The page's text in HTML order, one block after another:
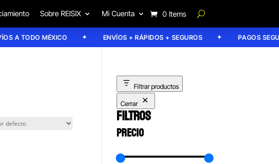
Sobre REISIX Mi Cuenta 0 Items
A TODO MÉXICO ENVÍOS + RÁPIDOS + SEGUROS PAGOS
Filtrar productos
Cerrar
FILTROS
PRECIO